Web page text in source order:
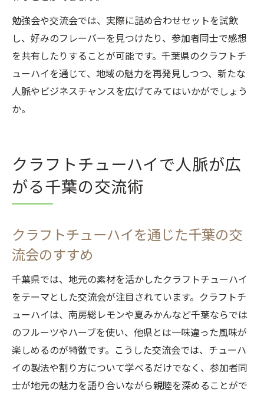
勉強会や交流会では、実際に詰め合わせセットを試飲
し、好みのフレーバーを見つけたり、参加者同士で感想
を共有したりすることが可能です。千葉県のクラフトチ
ューハイを通じて、地域の魅力を再発見しつつ、新たな
人脈やビジネスチャンスを広げてみてはいかがでしょう
か。
クラフトチューハイで人脈が広
がる千葉の交流術
クラフトチューハイを通じた千葉の交
流会のすすめ
千葉県では、地元の素材を活かしたクラフトチューハイ
をテーマとした交流会が注目されています。クラフトチ
ューハイは、南房総レモンや夏みかんなど千葉ならでは
のフルーツやハーブを使い、他県とは一味違った風味が
楽しめるのが特徴です。こうした交流会では、チューハ
イの製法や割り方について学べるだけでなく、参加者同
士が地元の魅力を語り合いながら親睦を深めることがで